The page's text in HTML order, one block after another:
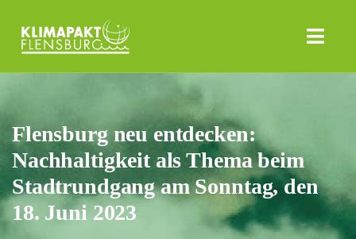
Flensburg neu entdecken:
Nachhaltigkeit als Thema beim
Stadtrundgang am Sonntag, den
18. Juni 2023